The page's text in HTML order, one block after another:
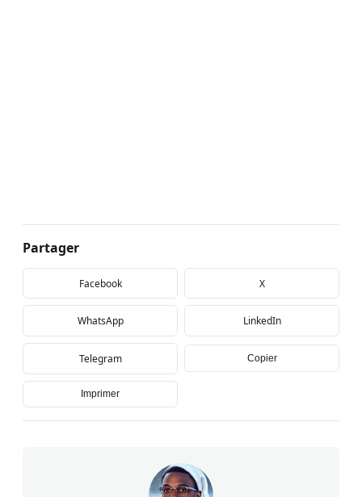
Partager
Facebook X
WhatsApp LinkedIn
Telegram Copier
Imprimer